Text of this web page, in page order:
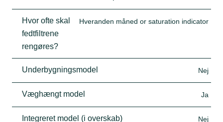
Hvor ofte skal
fedtfiltrene
rengøres?
Hveranden måned or saturation indicator
Underbygningsmodel Nej
Væghængt model Ja
Integreret model (i overskab) Nej